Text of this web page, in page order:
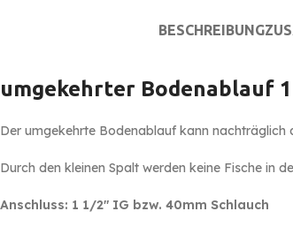
BESCHREIBUNG
umgekehrter Bodenablauf 1
Der umgekehrte Bodenablauf kann nachträglich
Durch den kleinen Spalt werden keine Fische in
Anschluss: 1 1/2″ IG bzw. 40mm Schlauch